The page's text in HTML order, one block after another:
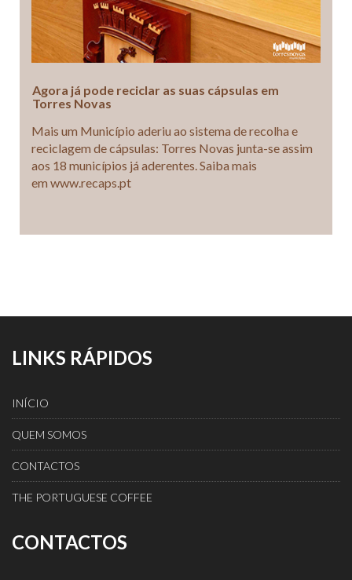
Agora já pode reciclar as suas cápsulas em
Torres Novas
Mais um Município aderiu ao sistema de recolha e
reciclagem de cápsulas: Torres Novas junta-se assim
aos 18 municípios já aderentes. Saiba mais
em www.recaps.pt
LINKS RÁPIDOS
INÍCIO
QUEM SOMOS
CONTACTOS
THE PORTUGUESE COFFEE
CONTACTOS